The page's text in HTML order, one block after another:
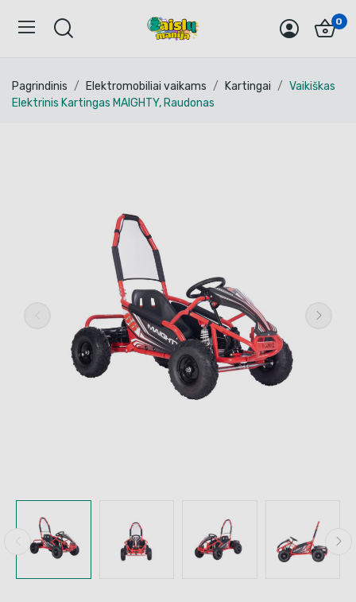
0
Pagrindinis Elektromobiliai vaikams Kartingai
Vaikiškas
Elektrinis Kartingas MAIGHTY, Raudonas